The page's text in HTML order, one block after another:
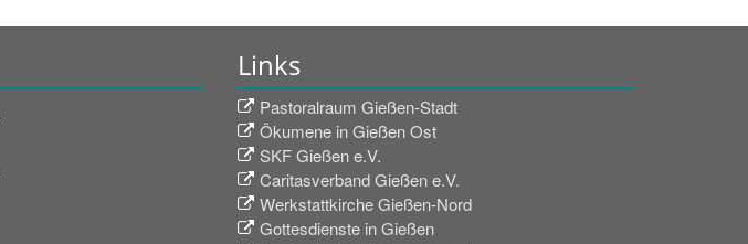
Links
Pastoralraum Gießen-Stadt
Ökumene in Gießen Ost
SKF Gießen e.V.
Caritasverband Gießen e.V.
Werkstattkirche Gießen-Nord
Gottesdienste in Gießen